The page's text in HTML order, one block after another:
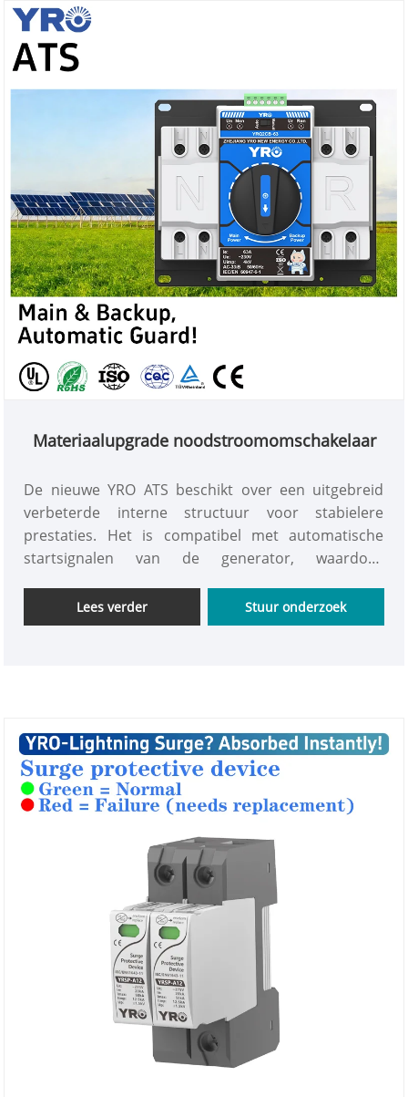
Materiaalupgrade noodstroomomschakelaar
De nieuwe YRO ATS beschikt over een uitgebreid
verbeterde interne structuur voor stabielere
prestaties. Het is compatibel met automatische
startsignalen van de generator, waardoor
wanneer de hoofdvoeding uitvalt en een continue
beschikbaarheid van elektriciteit wordt
Lees verder Stuur onderzoek